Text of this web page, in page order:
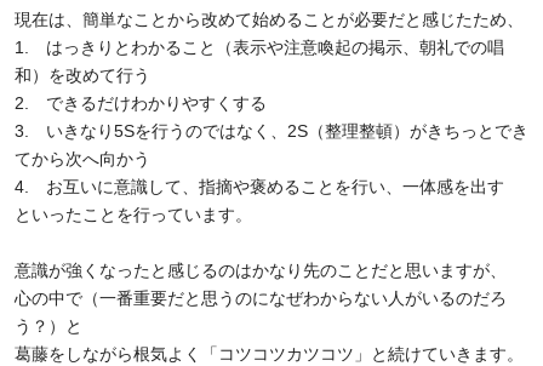
現在は、簡単なことから改めて始めることが必要だと感じたため、
1. はっきりとわかること（表示や注意喚起の掲示、朝礼での唱
和）を改めて行う
2. できるだけわかりやすくする
3. いきなり5Sを行うのではなく、2S（整理整頓）がきちっとでき
てから次へ向かう
4. お互いに意識して、指摘や褒めることを行い、一体感を出す
といったことを行っています。
意識が強くなったと感じるのはかなり先のことだと思いますが、
心の中で（一番重要だと思うのになぜわからない人がいるのだろ
う？）と
葛藤をしながら根気よく「コツコツカツコツ」と続けていきます。